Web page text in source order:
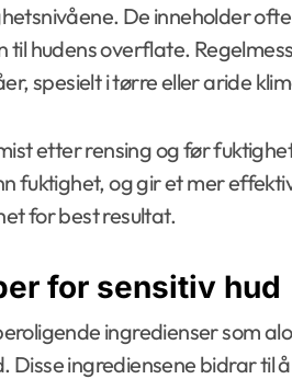
De inneholder
til hudens overflate.
spesielt i tørre eller aride
etter rensing og før
fuktighet, og gir et mer
for best resultat.
for sensitiv hud
ingredienser som
Disse ingrediensene bidrar til